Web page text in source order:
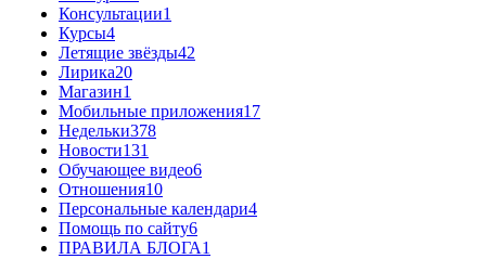
Консультации1
Курсы4
Летящие звёзды42
Лирика20
Магазин1
Мобильные приложения17
Недельки378
Новости131
Обучающее видео6
Отношения10
Персональные календари4
Помощь по сайту6
ПРАВИЛА БЛОГА1